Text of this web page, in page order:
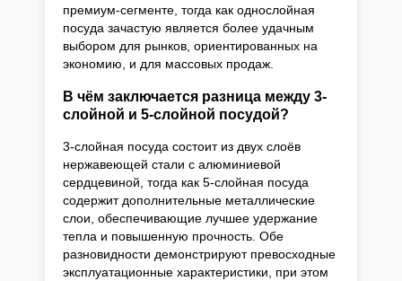
премиум-сегменте, тогда как однослойная
посуда зачастую является более удачным
выбором для рынков, ориентированных на
экономию, и для массовых продаж.
В чём заключается разница между 3-
слойной и 5-слойной посудой?
3-слойная посуда состоит из двух слоёв
нержавеющей стали с алюминиевой
сердцевиной, тогда как 5-слойная посуда
содержит дополнительные металлические
слои, обеспечивающие лучшее удержание
тепла и повышенную прочность. Обе
разновидности демонстрируют превосходные
эксплуатационные характеристики, при этом